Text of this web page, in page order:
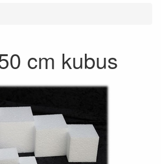
cm kubus